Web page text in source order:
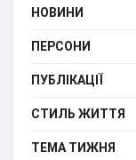
НОВИНИ
ПЕРСОНИ
ПУБЛІКАЦІЇ
СТИЛЬ ЖИТТЯ
ТЕМА ТИЖНЯ